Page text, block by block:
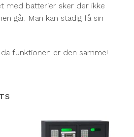
med batterier sker der ikke
går. Man kan stadig få sin
funktionen er den samme!